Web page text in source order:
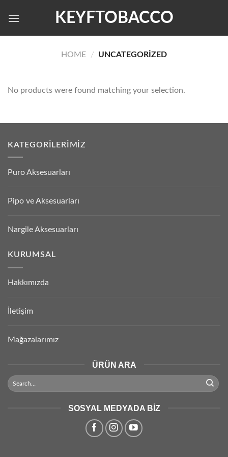
KEYFTOBACCO
HOME / UNCATEGORIZED
No products were found matching your selection.
KATEGORILERIMIZ
Puro Aksesuarları
Pipo ve Aksesuarları
Nargile Aksesuarları
KURUMSAL
Hakkımızda
İletişim
Mağazalarımız
ÜRÜN ARA
SOSYAL MEDYADA BIZ